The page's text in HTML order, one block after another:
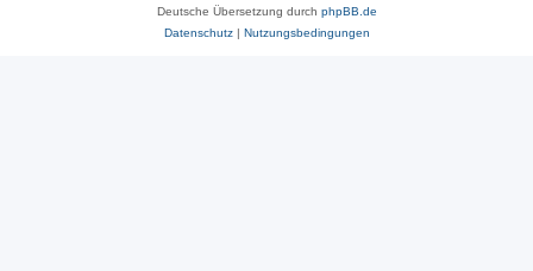
Deutsche Übersetzung durch phpBB.de
Datenschutz| Nutzungsbedingungen